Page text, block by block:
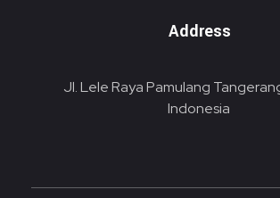
Address
Jl. Lele Raya Pamulang
Indonesia